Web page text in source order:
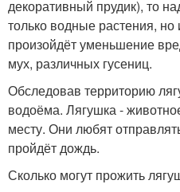
декоративный прудик), то
только водные растения, но
произойдёт уменьшение
мух, различных гусениц.
Обследовав территорию
водоёма. Лягушка -
месту. Они любят
пройдёт дождь.
Сколько могут прожить